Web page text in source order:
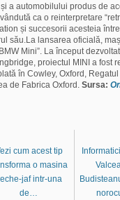
a automobilului produs de
ca o reinterpretare
și succesorii acesteia
său.La lansarea oficială,
Mini”. La început
proiectul MINI a fost
în Cowley, Oxford,
de Fabrica Oxford. Sursa:
cum acest tip
o masina
jaf intr-una
de…